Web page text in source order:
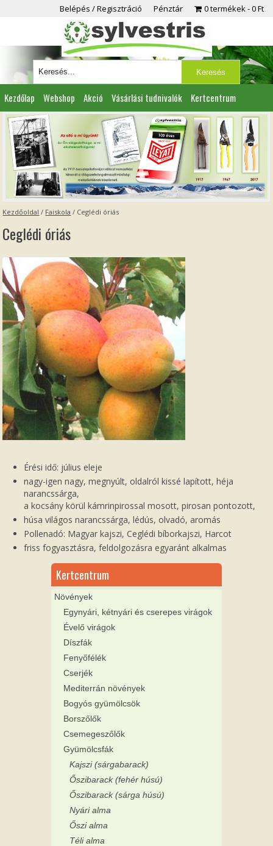
Belépés / Regisztráció Pénztár 0 termékek 0 Ft
Kezdőlap Webshop Akció Vásárlási tudnivalók Kertcentrum
Viszonteladóknak Partnereink Kapcsolat
Kezdőoldal / Faiskola / Ceglédi óriás
Ceglédi óriás
Érési idő: július eleje
nagy-igen nagy, megnyúlt, oldalról kissé lapított, héja
narancssárga,
a kocsány körül kámrinpirossal mosott, pirosan pontozott,
húsa világos narancssárga, lédús, olvadó, aromás
Pollenadó: Magyar kajszi, Ceglédi bíborkajszi, Harcot
friss fogyasztásra, feldolgozásra egyaránt alkalmas
Kertcentrum
Növények
Egynyári, kétnyári és cserepes virágok
Évelő virágok
Díszfák
Fenyőfélék
Cserjék
Mediterrán növények
Bogyós gyümölcsök
Borszőlők
Csemegeszőlők
Gyümölcsfák
Kajszi (sárgabarack)
Őszibarack (fehér húsú)
Őszibarack (sárga húsú)
Nyári alma
Őszi alma
Téli alma